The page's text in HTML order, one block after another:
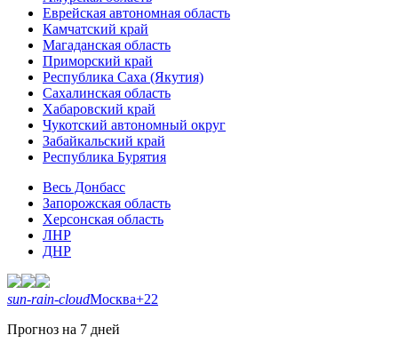
Еврейская автономная область
Камчатский край
Магаданская область
Приморский край
Республика Саха (Якутия)
Сахалинская область
Хабаровский край
Чукотский автономный округ
Забайкальский край
Республика Бурятия
Весь Донбасс
Запорожская область
Херсонская область
ЛНР
ДНР
sun-rain-cloudМосква+22
Прогноз на 7 дней